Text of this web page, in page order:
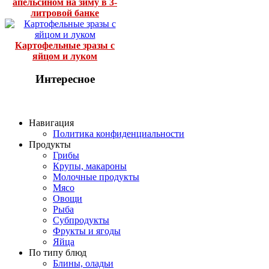
литровой банке
Картофельные зразы с
яйцом и луком
Интересное
Навигация
Политика конфиденциальности
Продукты
Грибы
Крупы, макароны
Молочные продукты
Мясо
Овощи
Рыба
Субпродукты
Фрукты и ягоды
Яйца
По типу блюд
Блины, оладьи